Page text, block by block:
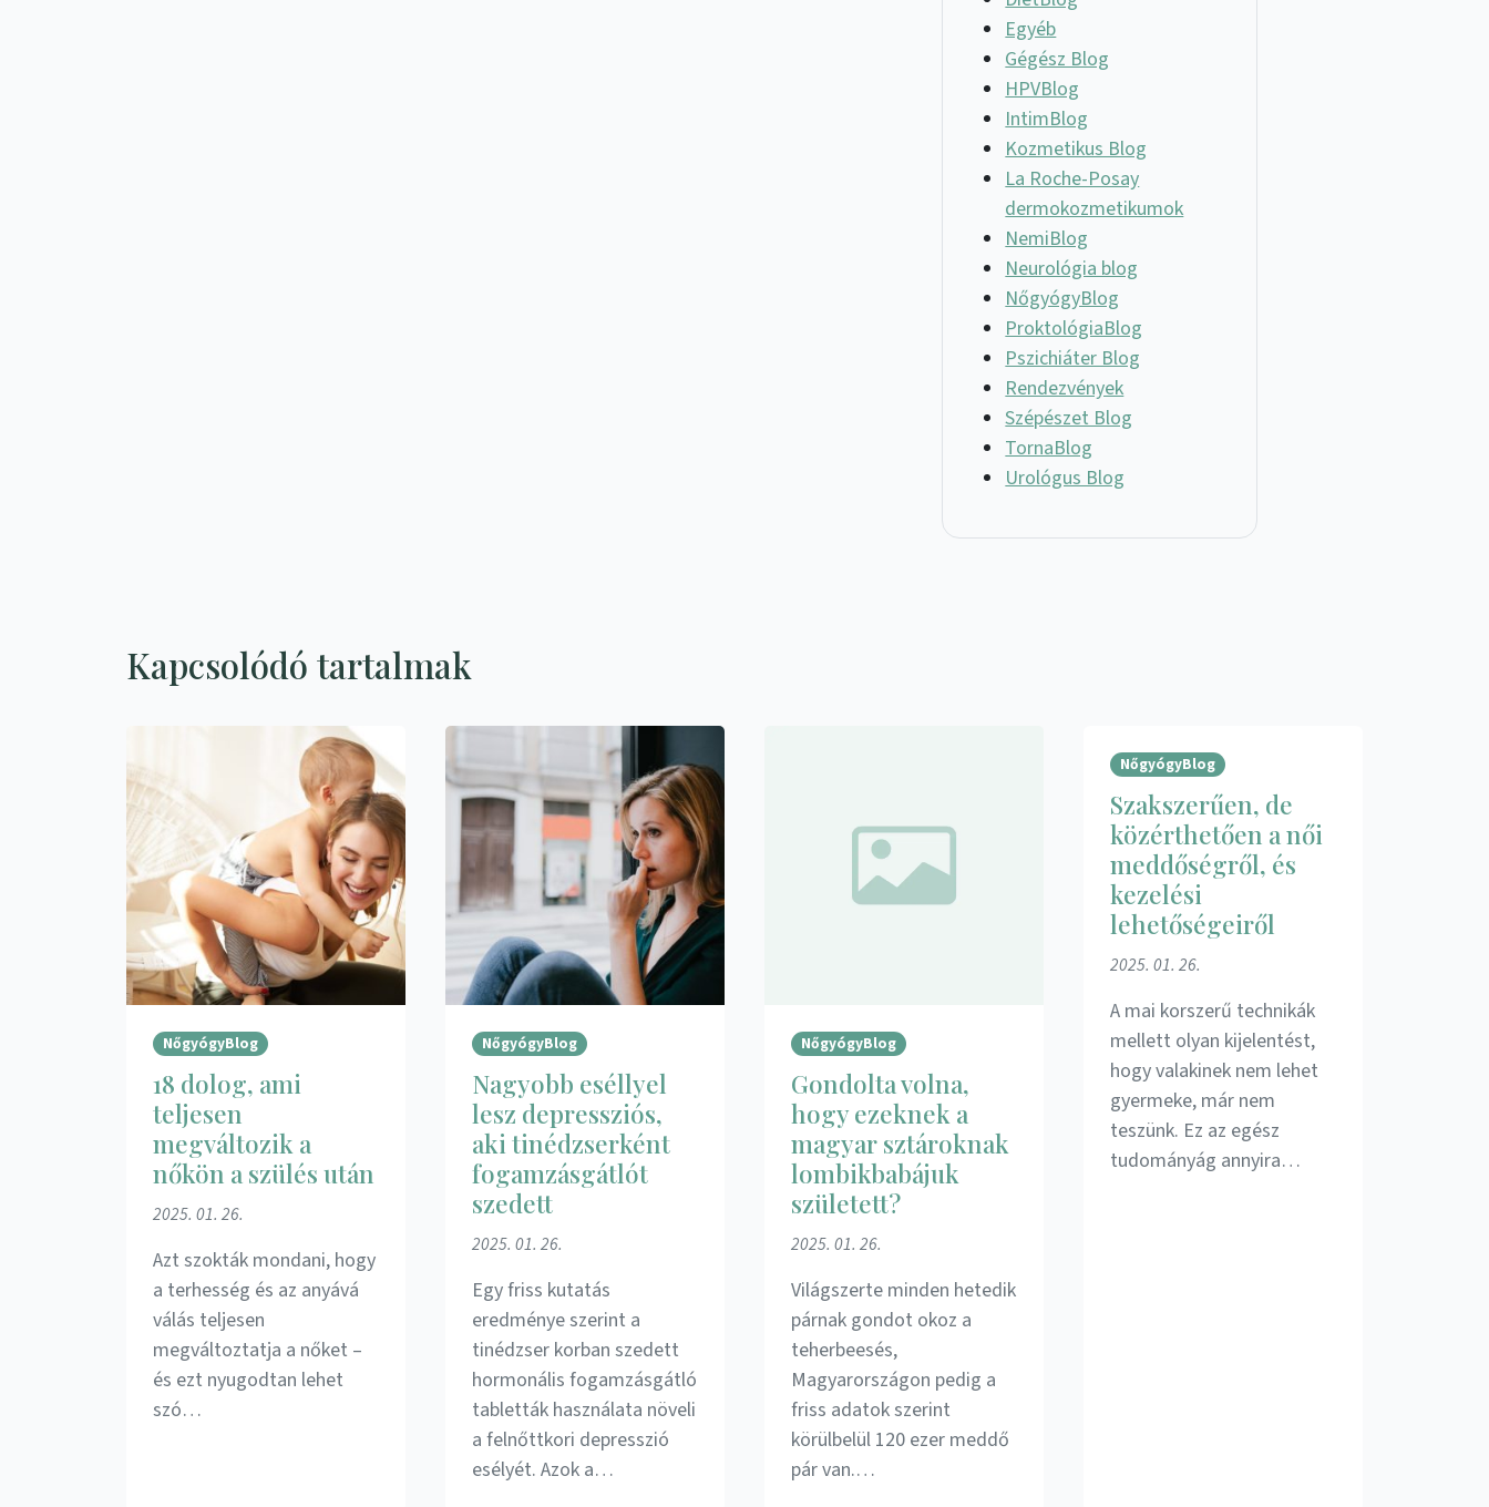
Egyéb
Gégész Blog
HPVBlog
IntimBlog
Kozmetikus Blog
La Roche-Posay
dermokozmetikumok
NemiBlog
Neurológia blog
NőgyógyBlog
ProktológiaBlog
Pszichiáter Blog
Rendezvények
Szépészet Blog
TornaBlog
Urológus Blog
Kapcsolódó tartalmak
NőgyógyBlog
18 dolog, ami
teljesen
megváltozik a
nőkön a szülés után
2025. 01. 26.
Azt szokták mondani, hogy
a terhesség és az anyává
válás teljesen
megváltoztatja a nőket –
és ezt nyugodtan lehet
szó…
NőgyógyBlog
Nagyobb eséllyel
lesz depressziós,
aki tinédzserként
fogamzásgátlót
szedett
2025. 01. 26.
Egy friss kutatás
eredménye szerint a
tinédzser korban szedett
hormonális fogamzásgátló
tabletták használata növeli
a felnőttkori depresszió
esélyét. Azok a…
NőgyógyBlog
Gondolta volna,
hogy ezeknek a
magyar sztároknak
lombikbabájuk
született?
2025. 01. 26.
Világszerte minden hetedik
párnak gondot okoz a
teherbeesés,
Magyarországon pedig a
friss adatok szerint
körülbelül 120 ezer meddő
pár van.…
NőgyógyBlog
Szakszerűen, de
közérthetően a női
meddőségről, és
kezelési
lehetőségeiről
2025. 01. 26.
A mai korszerű technikák
mellett olyan kijelentést,
hogy valakinek nem lehet
gyermeke, már nem
teszünk. Ez az egész
tudományág annyira…